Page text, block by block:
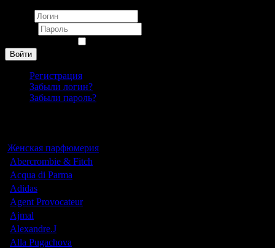
Войти
Регистрация
Забыли логин?
Забыли пароль?
Женская парфюмерия
Abercrombie & Fitch
Acqua di Parma
Adidas
Agent Provocateur
Ajmal
Alexandre.J
Alla Pugachova